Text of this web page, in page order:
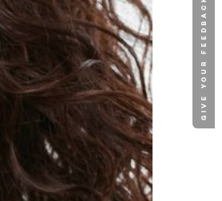
GIVE YOUR FEEDBACK !